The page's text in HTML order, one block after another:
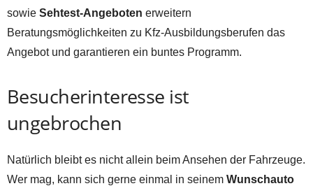
sowie Sehtest-Angeboten erweitern
Beratungsmöglichkeiten zu Kfz-Ausbildungsberufen das
Angebot und garantieren ein buntes Programm.
Besucherinteresse ist
ungebrochen
Natürlich bleibt es nicht allein beim Ansehen der Fahrzeuge.
Wer mag, kann sich gerne einmal in seinem Wunschauto